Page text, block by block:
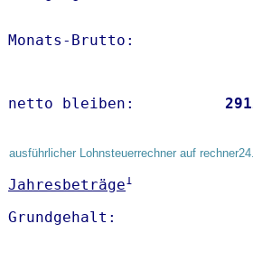
Monats-
netto bleiben:
ausführlicher Lohnsteuerrechner auf
Jahresbeträge1